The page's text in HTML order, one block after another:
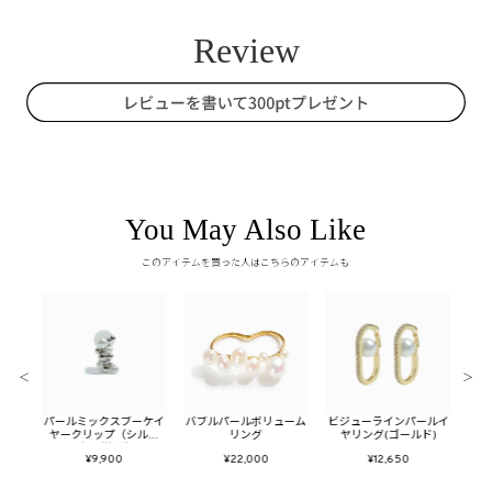
You May Also Like
このアイテムを買った人はこちらのアイテムも
パールミックスブーケイ
ヤークリップ（シルバ
¥9,900
バブルパールボリューム
リング
¥22,000
ビジューラインパールイ
ヤリング(ゴールド)
¥12,650
＜ ＞